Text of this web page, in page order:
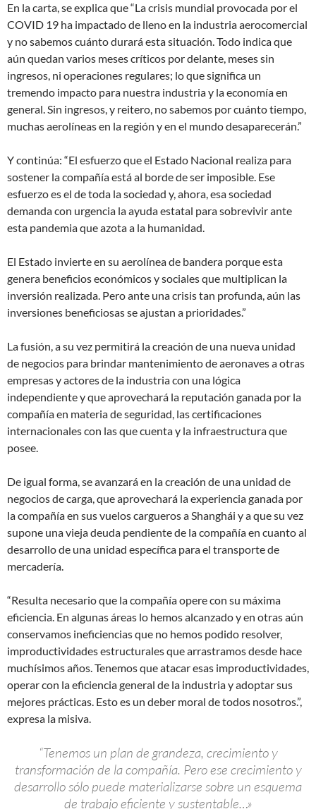
En la carta, se explica que “La crisis mundial provocada por el
COVID 19 ha impactado de lleno en la industria aerocomercial
y no sabemos cuánto durará esta situación. Todo indica que
aún quedan varios meses críticos por delante, meses sin
ingresos, ni operaciones regulares; lo que significa un
tremendo impacto para nuestra industria y la economía en
general. Sin ingresos, y reitero, no sabemos por cuánto tiempo,
muchas aerolíneas en la región y en el mundo desaparecerán.”
Y continúa: “El esfuerzo que el Estado Nacional realiza para
sostener la compañía está al borde de ser imposible. Ese
esfuerzo es el de toda la sociedad y, ahora, esa sociedad
demanda con urgencia la ayuda estatal para sobrevivir ante
esta pandemia que azota a la humanidad.
El Estado invierte en su aerolínea de bandera porque esta
genera beneficios económicos y sociales que multiplican la
inversión realizada. Pero ante una crisis tan profunda, aún las
inversiones beneficiosas se ajustan a prioridades.”
La fusión, a su vez permitirá la creación de una nueva unidad
de negocios para brindar mantenimiento de aeronaves a otras
empresas y actores de la industria con una lógica
independiente y que aprovechará la reputación ganada por la
compañía en materia de seguridad, las certificaciones
internacionales con las que cuenta y la infraestructura que
posee.
De igual forma, se avanzará en la creación de una unidad de
negocios de carga, que aprovechará la experiencia ganada por
la compañía en sus vuelos cargueros a Shanghái y a que su vez
supone una vieja deuda pendiente de la compañía en cuanto al
desarrollo de una unidad específica para el transporte de
mercadería.
“Resulta necesario que la compañía opere con su máxima
eficiencia. En algunas áreas lo hemos alcanzado y en otras aún
conservamos ineficiencias que no hemos podido resolver,
improductividades estructurales que arrastramos desde hace
muchísimos años. Tenemos que atacar esas improductividades,
operar con la eficiencia general de la industria y adoptar sus
mejores prácticas. Esto es un deber moral de todos nosotros.”,
expresa la misiva.
“Tenemos un plan de grandeza, crecimiento y
transformación de la compañía. Pero ese crecimiento y
desarrollo sólo puede materializarse sobre un esquema
de trabajo eficiente y sustentable…»